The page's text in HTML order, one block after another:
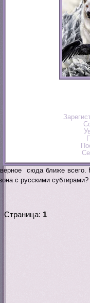
сюда ближе всего.
с русскими субтирами?
Страница: 1